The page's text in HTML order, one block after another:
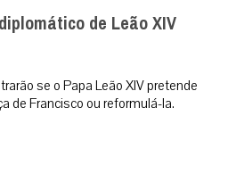
de Leão XIV
se o Papa Leão XIV pretende
de Francisco ou reformulá-la.